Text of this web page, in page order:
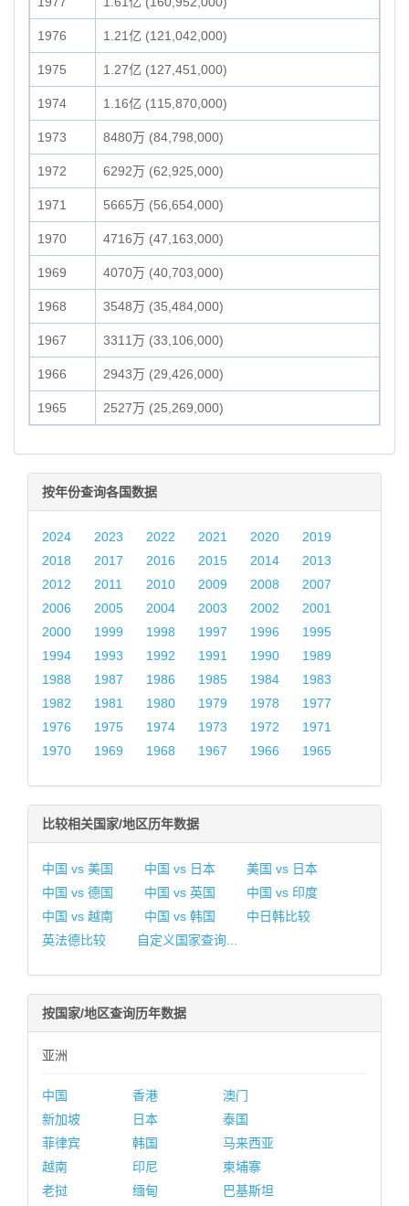
1976 1.21亿 (121,042,000)
1975 1.27亿 (127,451,000)
1974 1.16亿 (115,870,000)
1973 8480万 (84,798,000)
1972 6292万 (62,925,000)
1971 5665万 (56,654,000)
1970 4716万 (47,163,000)
1969 4070万 (40,703,000)
1968 3548万 (35,484,000)
1967 3311万 (33,106,000)
1966 2943万 (29,426,000)
1965 2527万 (25,269,000)
按年份查询各国数据
2024 2023 2022 2021 2020
2019
2018
2017 2016 2015 2014
2013
2012
2011 2010 2009 2008
2007
2006
2005 2004 2003 2002
2001
2000
1999 1998 1997 1996
1995
1994
1993 1992 1991 1990
1989
1988
1987 1986 1985 1984
1983
1982
1981 1980 1979 1978
1977
1976
1975 1974 1973 1972
1971
1970
1969 1968 1967 1966 1965
比较相关国家/地区历年数据
中国 vs 美国 中国 vs 日本
美国 vs 日本
中国 vs 德国
中国 vs 英国
中国 vs 印度
中国 vs 越南
中国 vs 韩国
中日韩比较
英法德比较
自定义国家查询...
按国家/地区查询历年数据
亚洲
中国 香港
澳门
新加坡
日本
泰国
菲律宾
韩国
马来西亚
越南
印尼
柬埔寨
老挝
缅甸
巴基斯坦